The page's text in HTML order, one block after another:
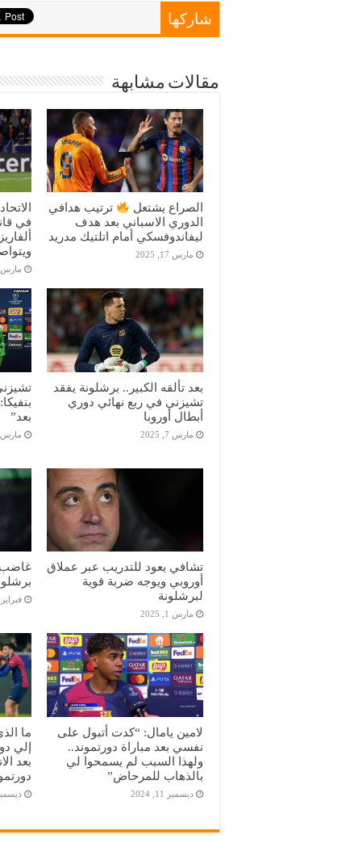
شاركها
مقالات مشابهة
الصراع يشتعل
ترتيب هدافي
الدوري الاسباني بعد هدف
ليفاندوفسكي أمام اتلتيك مدريد
مارس 17, 2025
في
مارس 13, 2025
بعد تألقه الكبير.. برشلونة يفقد
تشيزني في ربع نهائي دوري
أبطال أوروبا
مارس 7, 2025
بعد”
مارس 6, 2025
تشافي يعود للتدريب عبر عملاق
أوروبي ويوجه ضربة قوية
لبرشلونة
مارس 1, 2025
غاضب
فبراير 27, 2025
لامين يامال: “كدت أتبول على
نفسي بعد مباراة دورتموند..
ولهذا السبب لم يسمحوا لي
بالذهاب للمرحاض”
ديسمبر 11, 2024
ما
بعد
ديسمبر 11,